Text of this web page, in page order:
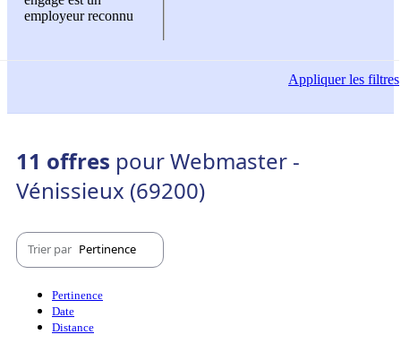
employeur reconnu
Appliquerles filtres
11 offres pour Webmaster -
Vénissieux (69200)
Trier par Pertinence
Pertinence
Date
Distance